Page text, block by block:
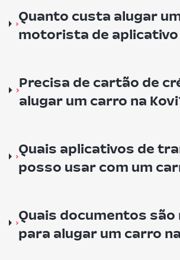
Quanto custa alugar
motorista de aplicativo
Precisa de cartão de
alugar um carro na
Quais aplicativos de
posso usar com um
Quais documentos
para alugar um carro